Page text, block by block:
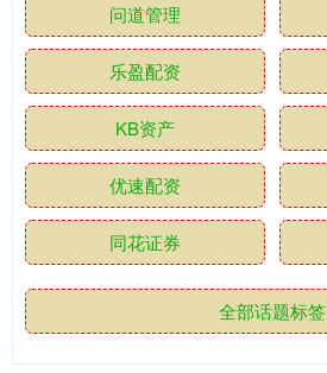
问道管理
乐盈配资
KB资产
优速配资
同花证券
全部话题标签